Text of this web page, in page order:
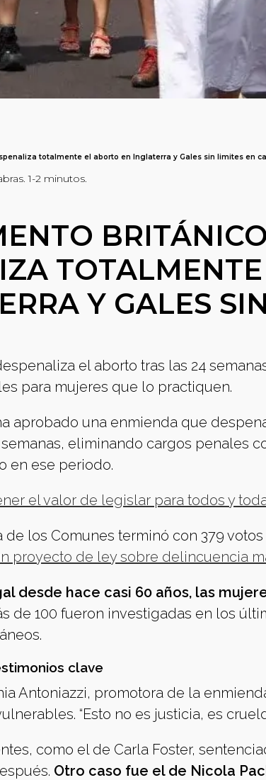
totalmente el aborto en Inglaterra y Gales sin limites en
1-2 minutos.
BRITÁNICO
Y GALES
el aborto tras las 24
para mujeres que lo practiquen.
aprobado una enmienda que
eliminando cargos penales
en ese periodo.
el valor de legislar para todos y
los Comunes terminó con 379 votos
proyecto de ley sobre delincuencia
desde hace casi 60 años, las
de 100 fueron investigadas en los
clave
Antoniazzi, promotora de la
“Esto no es justicia, es
como el de Carla Foster,
Otro caso fue el de Nicola